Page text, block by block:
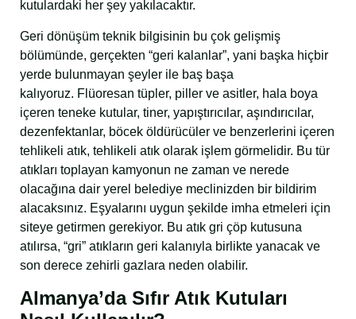
kutulardaki her şey yakılacaktır.
Geri dönüşüm teknik bilgisinin bu çok gelişmiş
bölümünde, gerçekten “geri kalanlar”, yani başka hiçbir
yerde bulunmayan şeyler ile baş başa
kalıyoruz. Flüoresan tüpler, piller ve asitler, hala boya
içeren teneke kutular, tiner, yapıştırıcılar, aşındırıcılar,
dezenfektanlar, böcek öldürücüler ve benzerlerini içeren
tehlikeli atık, tehlikeli atık olarak işlem görmelidir. Bu tür
atıkları toplayan kamyonun ne zaman ve nerede
olacağına dair yerel belediye meclinizden bir bildirim
alacaksınız. Eşyalarını uygun şekilde imha etmeleri için
siteye getirmen gerekiyor. Bu atık gri çöp kutusuna
atılırsa, “gri” atıkların geri kalanıyla birlikte yanacak ve
son derece zehirli gazlara neden olabilir.
Almanya’da Sıfır Atık Kutuları